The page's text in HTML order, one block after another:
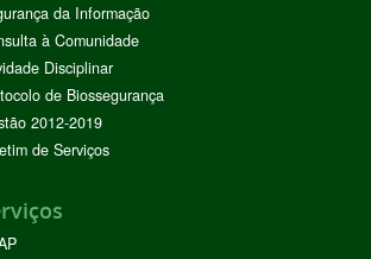
da Informação
à Comunidade
Disciplinar
de Biossegurança
2012-2019
de Serviços